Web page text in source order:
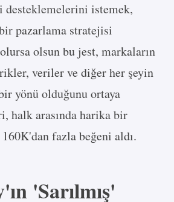
istemek,
pazarlama stratejisi
olsun bu jest, markaların
veriler ve diğer her şeyin
yönü olduğunu ortaya
halk arasında harika bir
160K'dan fazla beğeni aldı.
'Sarılmış'